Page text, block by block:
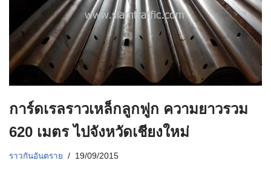
การ์ดเรลราวเหล็กลูกฟูก ความยาวรวม
620 เมตร ไปจังหวัดเชียงใหม่
ราวกันอันตราย 19/09/2015